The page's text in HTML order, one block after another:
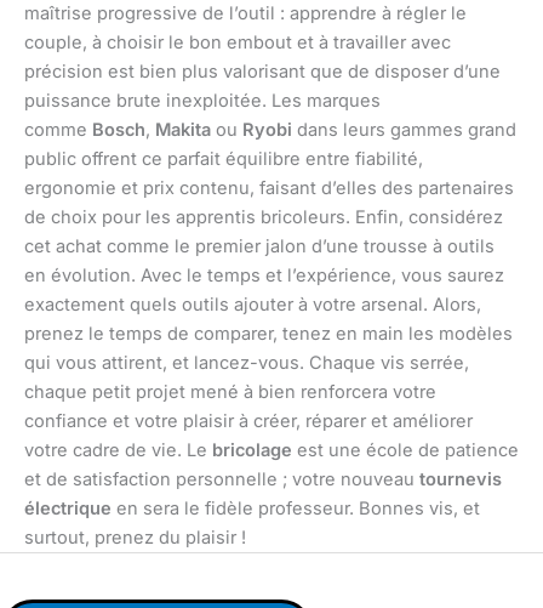
maîtrise progressive de l’outil : apprendre à régler le
couple, à choisir le bon embout et à travailler avec
précision est bien plus valorisant que de disposer d’une
puissance brute inexploitée. Les marques
comme Bosch, Makita ou Ryobi dans leurs gammes grand
public offrent ce parfait équilibre entre fiabilité,
ergonomie et prix contenu, faisant d’elles des partenaires
de choix pour les apprentis bricoleurs. Enfin, considérez
cet achat comme le premier jalon d’une trousse à outils
en évolution. Avec le temps et l’expérience, vous saurez
exactement quels outils ajouter à votre arsenal. Alors,
prenez le temps de comparer, tenez en main les modèles
qui vous attirent, et lancez-vous. Chaque vis serrée,
chaque petit projet mené à bien renforcera votre
confiance et votre plaisir à créer, réparer et améliorer
votre cadre de vie. Le bricolage est une école de patience
et de satisfaction personnelle ; votre nouveau tournevis
électrique en sera le fidèle professeur. Bonnes vis, et
surtout, prenez du plaisir !